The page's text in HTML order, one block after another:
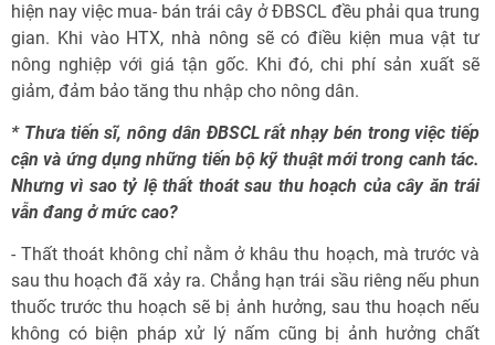
hiện nay việc mua- bán trái cây ở ĐBSCL đều phải qua trung
gian. Khi vào HTX, nhà nông sẽ có điều kiện mua vật tư
nông nghiệp với giá tận gốc. Khi đó, chi phí sản xuất sẽ
giảm, đảm bảo tăng thu nhập cho nông dân.
* Thưa tiến sĩ, nông dân ĐBSCL rất nhạy bén trong việc tiếp
cận và ứng dụng những tiến bộ kỹ thuật mới trong canh tác.
Nhưng vì sao tỷ lệ thất thoát sau thu hoạch của cây ăn trái
vẫn đang ở mức cao?
- Thất thoát không chỉ nằm ở khâu thu hoạch, mà trước và
sau thu hoạch đã xảy ra. Chẳng hạn trái sầu riêng nếu phun
thuốc trước thu hoạch sẽ bị ảnh hưởng, sau thu hoạch nếu
không có biện pháp xử lý nấm cũng bị ảnh hưởng chất